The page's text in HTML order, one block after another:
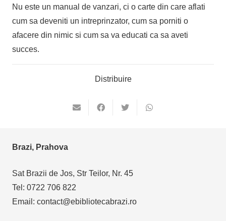
Nu este un manual de vanzari, ci o carte din care aflati
cum sa deveniti un intreprinzator, cum sa porniti o
afacere din nimic si cum sa va educati ca sa aveti
succes.
Distribuire
Brazi, Prahova
Sat Brazii de Jos, Str Teilor, Nr. 45
Tel: 0722 706 822
Email: contact@ebibliotecabrazi.ro